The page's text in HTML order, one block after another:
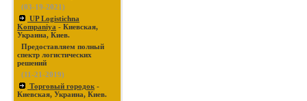
(03-19-2021)
UP Logistichna
Kompaniya - Киевская,
Украина, Киев.
Предоставляем полный
спектр логистических
решений
(11-21-2019)
Торговый городок -
Киевская, Украина, Киев.